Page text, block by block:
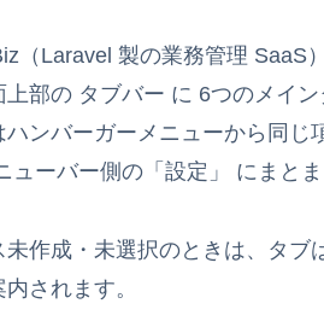
（Laravel 製の業務管理 SaaS
上部の タブバー に 6つのメイ
ハンバーガーメニューから同
ューバー側の「設定」 にまとま
未作成・未選択のときは、タブ
されます。